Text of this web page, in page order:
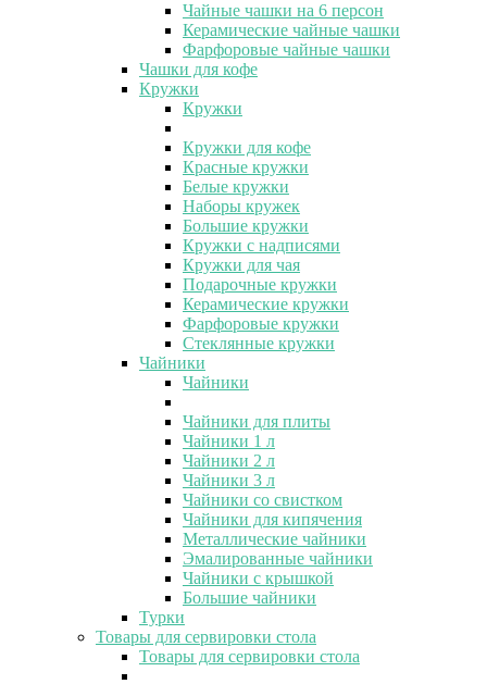
Чайные чашки на 6 персон
Керамические чайные чашки
Фарфоровые чайные чашки
Чашки для кофе
Кружки
Кружки
Кружки для кофе
Красные кружки
Белые кружки
Наборы кружек
Большие кружки
Кружки с надписями
Кружки для чая
Подарочные кружки
Керамические кружки
Фарфоровые кружки
Стеклянные кружки
Чайники
Чайники
Чайники для плиты
Чайники 1 л
Чайники 2 л
Чайники 3 л
Чайники со свистком
Чайники для кипячения
Металлические чайники
Эмалированные чайники
Чайники с крышкой
Большие чайники
Турки
Товары для сервировки стола
Товары для сервировки стола